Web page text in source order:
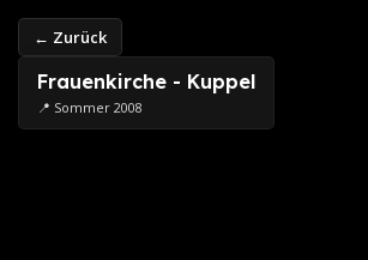
← Zurück
Frauenkirche - Kuppel
📍 Sommer 2008